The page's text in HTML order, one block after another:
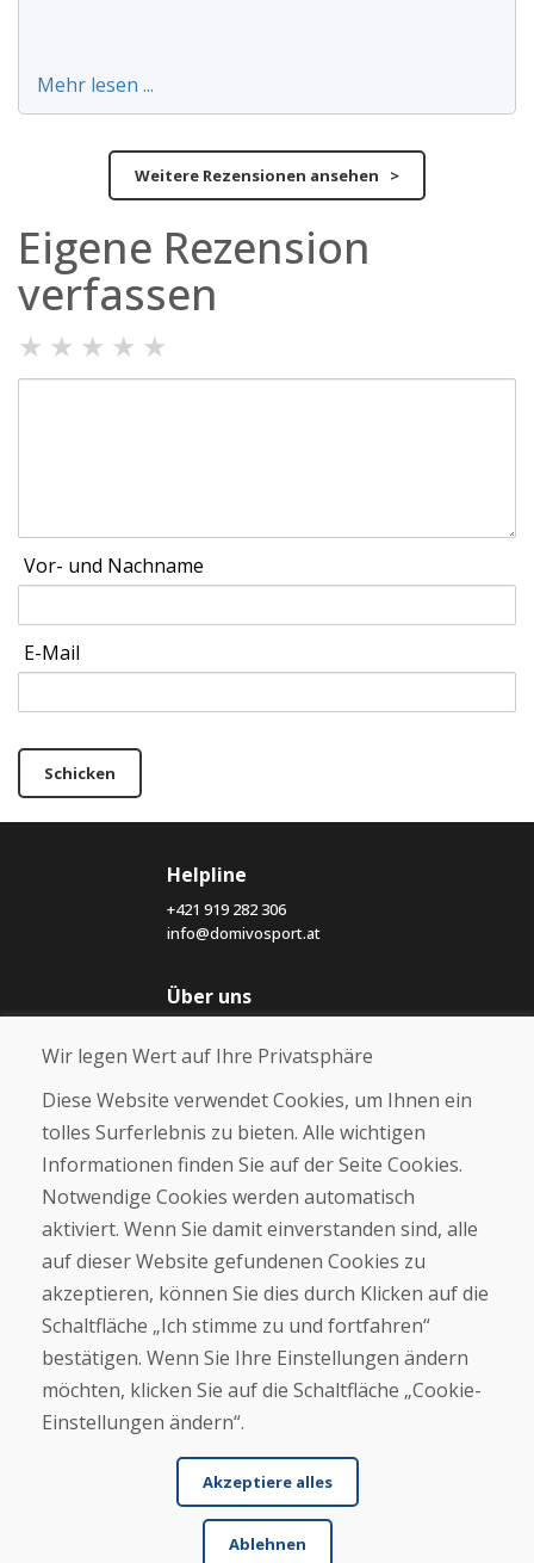
Mehr lesen ...
Weitere Rezensionen ansehen >
Eigene Rezension
verfassen
★ ★ ★ ★ ★
Vor- und Nachname
E-Mail
Schicken
Helpline
+421 919 282 306
info@domivosport.at
Über uns
Über uns
Kontakt
Kaufen
E-Shop
Geschäftsbedingungen
Zahlung
Beschwerde
Rückgabe und Umtausch von Waren
Cookies
Wir legen Wert auf Ihre Privatsphäre
Diese Website verwendet Cookies, um Ihnen ein
tolles Surferlebnis zu bieten. Alle wichtigen
Informationen finden Sie auf der Seite Cookies.
Notwendige Cookies werden automatisch
aktiviert. Wenn Sie damit einverstanden sind, alle
auf dieser Website gefundenen Cookies zu
akzeptieren, können Sie dies durch Klicken auf die
Schaltfläche „Ich stimme zu und fortfahren“
bestätigen. Wenn Sie Ihre Einstellungen ändern
möchten, klicken Sie auf die Schaltfläche „Cookie-
Einstellungen ändern“.
Akzeptiere alles
Ablehnen